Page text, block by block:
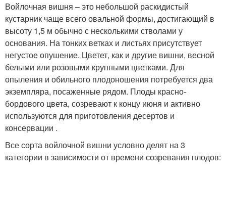
Войлочная вишня – это небольшой раскидистый
кустарник чаще всего овальной формы, достигающий в
высоту 1,5 м обычно с несколькими стволами у
основания. На тонких ветках и листьях присутствует
негустое опушение. Цветет, как и другие вишни, весной
белыми или розовыми крупными цветками. Для
опыления и обильного плодоношения потребуется два
экземпляра, посаженные рядом. Плоды красно-
бордового цвета, созревают к концу июня и активно
используются для приготовления десертов и
консервации .
Все сорта войлочной вишни условно делят на 3
категории в зависимости от времени созревания плодов: